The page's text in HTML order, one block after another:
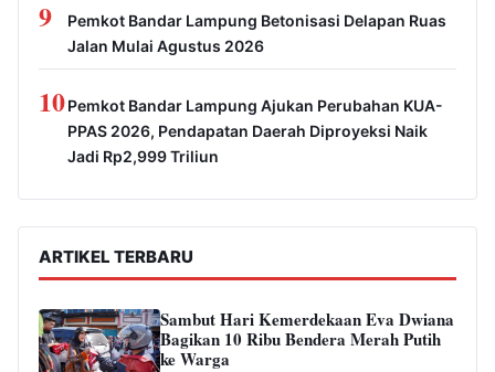
9
Pemkot Bandar Lampung Betonisasi Delapan Ruas
Jalan Mulai Agustus 2026
10Pemkot Bandar Lampung Ajukan Perubahan KUA-
PPAS 2026, Pendapatan Daerah Diproyeksi Naik
Jadi Rp2,999 Triliun
ARTIKEL TERBARU
Sambut Hari Kemerdekaan Eva Dwiana
Bagikan 10 Ribu Bendera Merah Putih
ke Warga